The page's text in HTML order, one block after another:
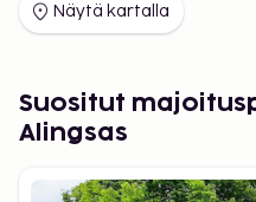
Näytä kartalla
Suositut
Alingsas